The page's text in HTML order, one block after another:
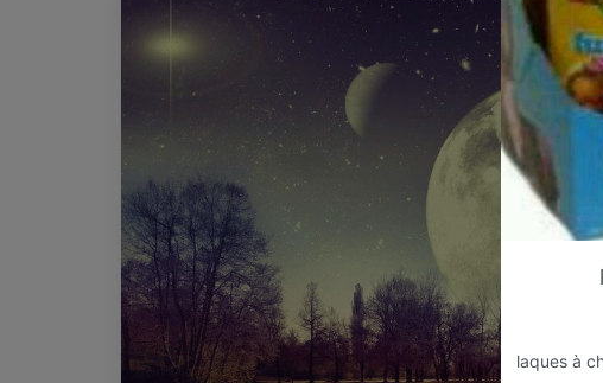
laques à